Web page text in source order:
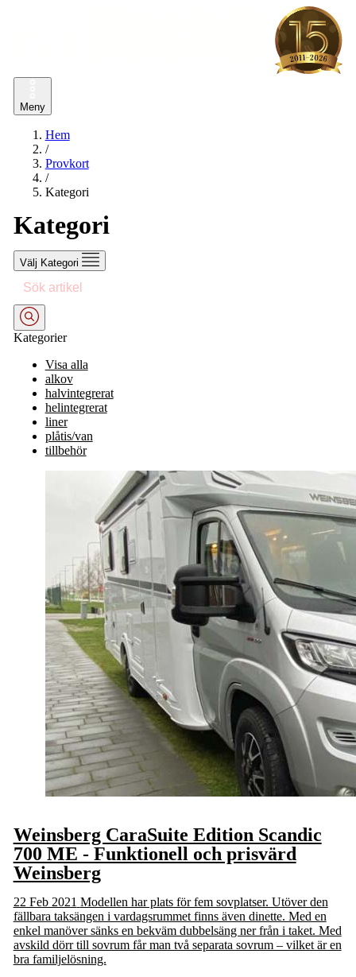
Meny
Hem
/
Provkort
/
Kategori
Kategori
Välj Kategori
Kategorier
Visa alla
alkov
halvintegrerat
helintegrerat
liner
plåtis/van
tillbehör
Weinsberg CaraSuite Edition Scandic
700 ME - Funktionell och prisvärd
Weinsberg
22 Feb 2021 Modellen har plats för fem sovplatser. Utöver den
fällbara taksängen i vardagsrummet finns även dinette. Med en
enkel manöver sänks en bekväm dubbelsäng ner från i taket. ­Med
avskild dörr till sovrum får man två separata sovrum – vilket är en
bra familjelösning.